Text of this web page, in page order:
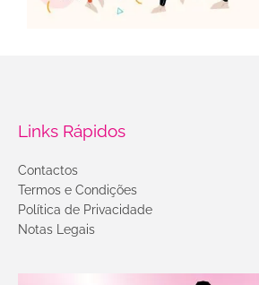
Links Rápidos
Contactos
Termos e Condições
Política de Privacidade
Notas Legais